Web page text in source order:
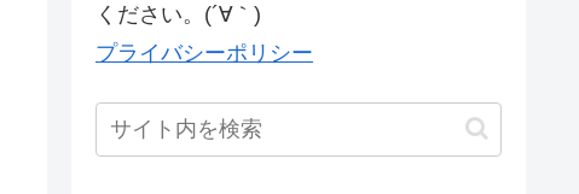
ください。(´∀｀)
プライバシーポリシー